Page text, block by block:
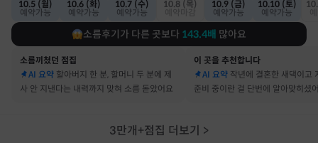
10.5 (월)
예약가능
10.6 (화)
예약가능
10.7 (수)
예약가능
10.8 (목)
10.9 (금)
예약가능
10.10 (토)
예약가능
소름후기가 다른 곳보다 143.4배 많아요
소름끼쳤던 점집
AI 요약 할아버지 한 분, 할머니 두 분에 제
사 안 지낸다는 내력까지 맞혀 소름 돋았어요
이 곳을 추천합니다
AI 요약 작년에 결혼한 새댁이고
준비 중이란 걸 단번에 알아맞히셨
3만개+점집 더보기 >